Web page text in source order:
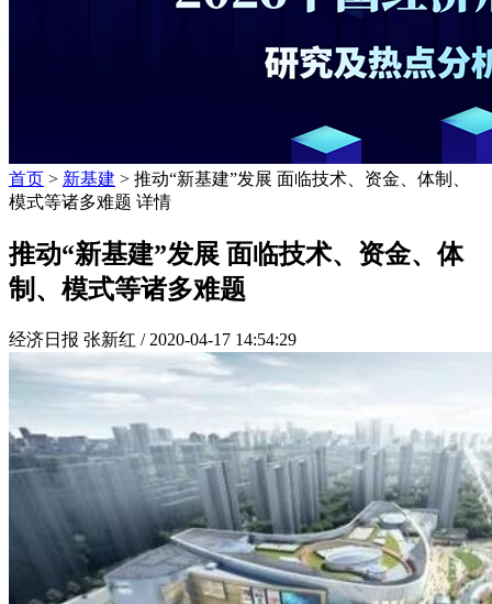
首页 > 新基建 > 推动“新基建”发展 面临技术、资金、体制、
模式等诸多难题 详情
推动“新基建”发展 面临技术、资金、体
制、模式等诸多难题
经济日报 张新红 / 2020-04-17 14:54:29